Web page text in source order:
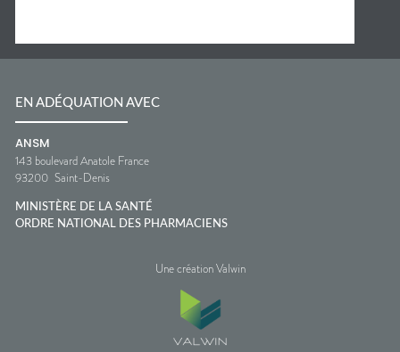
EN ADÉQUATION AVEC
ANSM
143 boulevard Anatole France
93200 Saint-Denis
MINISTÈRE DE LA SANTÉ
ORDRE NATIONAL DES PHARMACIENS
Une création Valwin